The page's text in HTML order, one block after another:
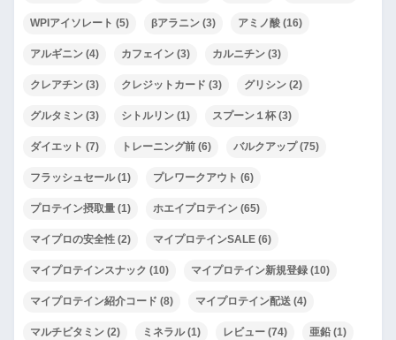
WPIアイソレート (5) βアラニン (3) アミノ酸 (16)
アルギニン (4) カフェイン (3) カルニチン (3)
クレアチン (3) クレジットカード (3) グリシン (2)
グルタミン (3) シトルリン (1) スプーン１杯(3)
ダイエット (7) トレーニング前 (6) バルクアップ(75)
フラッシュセール(1) プレワークアウト (6)
プロテイン摂取量 (1) ホエイプロテイン (65)
マイプロの安全性 (2) マイプロテインSALE (6)
マイプロテインスナック (10) マイプロテイン新規登録 (10)
マイプロテイン紹介コード (8) マイプロテイン配送 (4)
マルチビタミン (2) ミネラル(1) レビュー (74) 亜鉛 (1)